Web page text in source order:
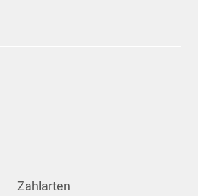
Zahlarten